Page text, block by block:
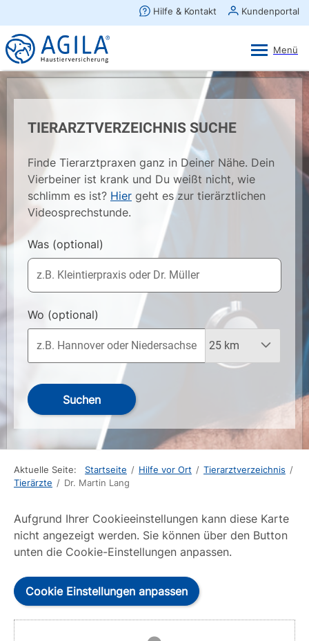
TIERARZTVERZEICHNIS SUCHE
Finde Tierarztpraxen ganz in Deiner Nähe. Dein
Vierbeiner ist krank und Du weißt nicht, wie
schlimm es ist? Hier geht es zur tierärztlichen
Videosprechstunde.
Was (optional)
Wo (optional)
Suchen
Aktuelle Seite: Startseite / Hilfe vor Ort / Tierarztverzeichnis /
Tierärzte / Dr. Martin Lang
Aufgrund Ihrer Cookieeinstellungen kann diese Karte
nicht angezeigt werden. Sie können über den Button
unten die Cookie-Einstellungen anpassen.
Cookie Einstellungen anpassen
×
AGILA Kunden-App
Gratis - Im Play Store laden
Ansehen